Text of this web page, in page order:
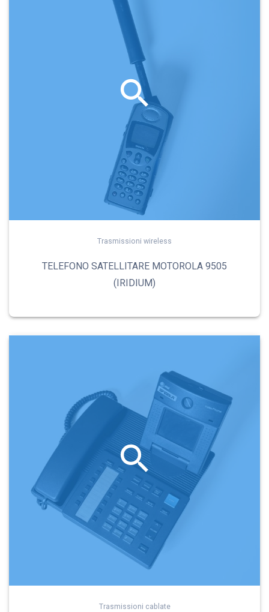
Trasmissioni wireless
TELEFONO SATELLITARE MOTOROLA 9505
(IRIDIUM)
Trasmissioni cablate